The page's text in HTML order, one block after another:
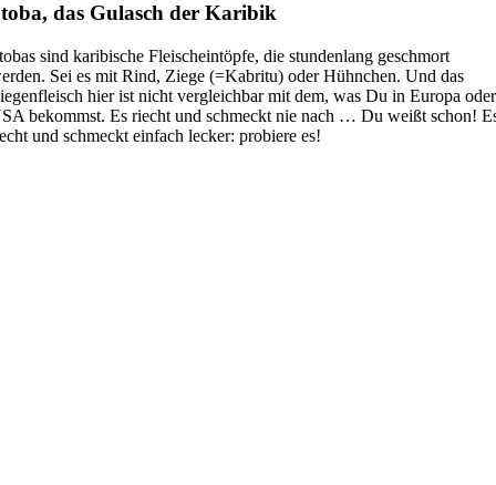
das Gulasch der Karibik
sind karibische Fleischeintöpfe, die stundenlang geschmort
Sei es mit Rind, Ziege (=Kabritu) oder Hühnchen. Und das
hier ist nicht vergleichbar mit dem, was Du in Europa oder
bekommst. Es riecht und schmeckt nie nach … Du weißt schon!
und schmeckt einfach lecker: probiere es!